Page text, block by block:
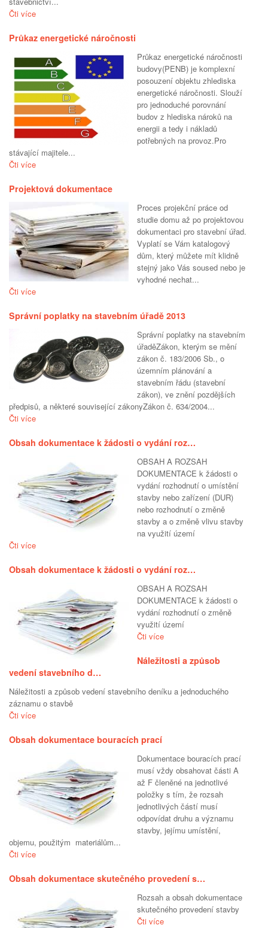
Čti více
Průkaz energetické náročnosti
Průkaz energetické náročnosti
budovy(PENB) je komplexní
posouzení objektu zhlediska
energetické náročnosti. Slouží
pro jednoduché porovnání
budov z hlediska nároků na
energii a tedy i nákladů
potřebných na provoz.Pro
stávající majitele...
Čti více
Projektová dokumentace
Proces projekční práce od
studie domu až po projektovou
dokumentaci pro stavební úřad.
Vyplatí se Vám katalogový
dům, který můžete mít klidně
stejný jako Vás soused nebo je
vyhodné nechat...
Čti více
Správní poplatky na stavebním úřadě 2013
Správní poplatky na stavebním
úřaděZákon, kterým se mění
zákon č. 183/2006 Sb., o
územním plánování a
stavebním řádu (stavební
zákon), ve znění pozdějších
předpisů, a některé související zákonyZákon č. 634/2004...
Čti více
Obsah dokumentace k žádosti o vydání roz…
OBSAH A ROZSAH
DOKUMENTACE k žádosti o
vydání rozhodnutí o umístění
stavby nebo zařízení (DUR)
nebo rozhodnutí o změně
stavby a o změně vlivu stavby
na využití území
Čti více
Obsah dokumentace k žádosti o vydání roz…
OBSAH A ROZSAH
DOKUMENTACE k žádosti o
vydání rozhodnutí o změně
využití území
Čti více
Náležitosti a způsob
vedení stavebního d…
Náležitosti a způsob vedení stavebního deníku a jednoduchého
záznamu o stavbě
Čti více
Obsah dokumentace bouracích prací
Dokumentace bouracích prací
musí vždy obsahovat části A
až F členěné na jednotlivé
položky s tím, že rozsah
jednotlivých částí musí
odpovídat druhu a významu
stavby, jejímu umístění,
objemu, použitým materiálům...
Čti více
Obsah dokumentace skutečného provedení s…
Rozsah a obsah dokumentace
skutečného provedení stavby
Čti více